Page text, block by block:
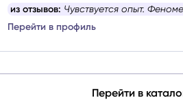
Я хорошо понимаю, как это —
из отзывов: Чувствуется опыт.
Перейти в профиль
Перейти в